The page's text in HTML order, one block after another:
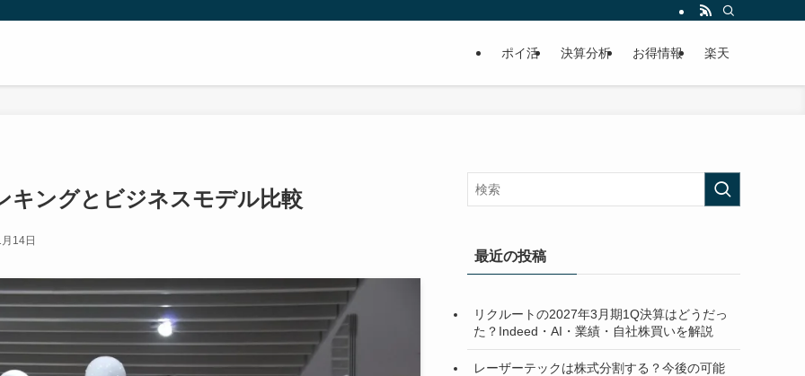
ポイ活 決算分析 お得情報 楽天
キングとビジネスモデル比較
14日
最近の投稿
リクルートの2027年3月期1Q決算はどうだっ
た？Indeed・AI・業績・自社株買いを解説
レーザーテックは株式分割する？今後の可能